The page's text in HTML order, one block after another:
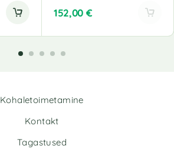
152,00 €
Kohaletoimetamine
Kontakt
Tagastused